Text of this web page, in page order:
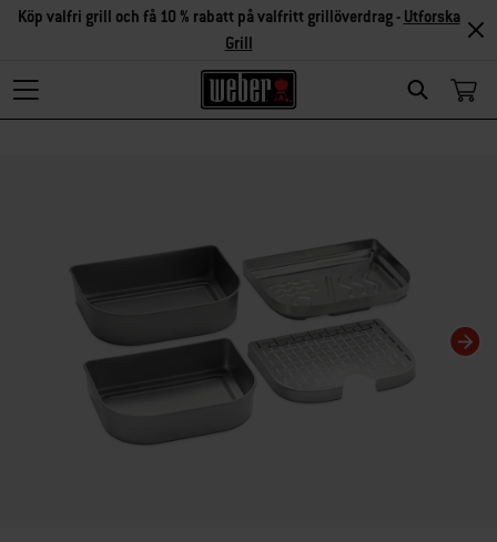
Search
Köp valfri grill och få 10 % rabatt på valfritt grillöverdrag - Utforska
Grill